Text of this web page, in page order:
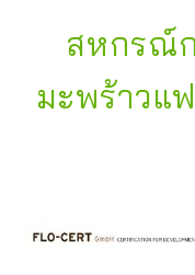
สหกรณ์
มะพร้าวแ